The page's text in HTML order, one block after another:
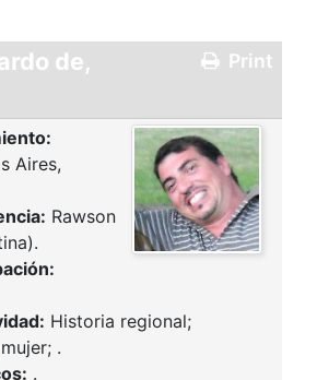
Print
de,
Aires,
Rawson
Historia regional;
.
.